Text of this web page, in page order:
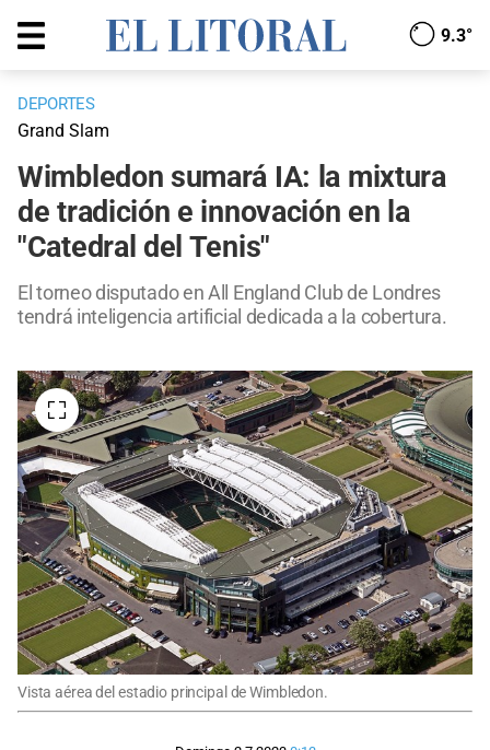
9.3°
DEPORTES
Grand Slam
Wimbledon sumará IA: la mixtura
de tradición e innovación en la
"Catedral del Tenis"
El torneo disputado en All England Club de Londres
tendrá inteligencia artificial dedicada a la cobertura.
Vista aérea del estadio principal de Wimbledon.